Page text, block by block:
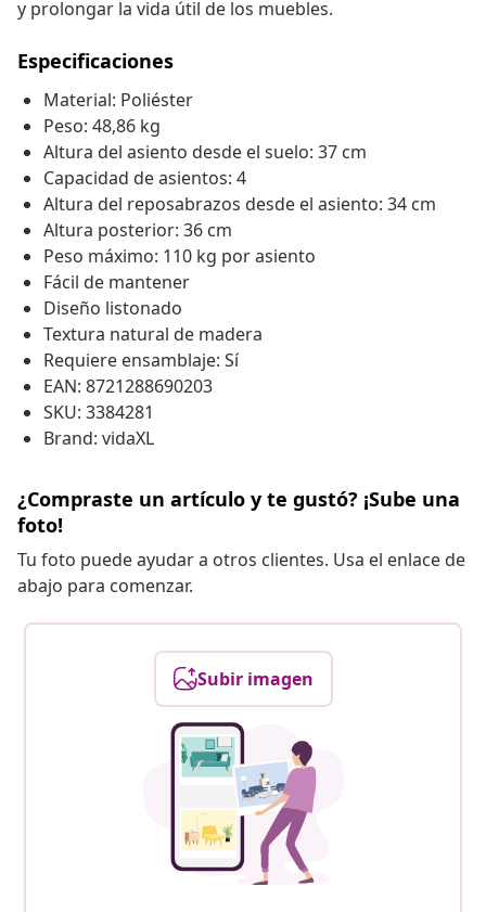
y prolongar la vida útil de los muebles.
Especificaciones
Material: Poliéster
Peso: 48,86 kg
Altura del asiento desde el suelo: 37 cm
Capacidad de asientos: 4
Altura del reposabrazos desde el asiento: 34 cm
Altura posterior: 36 cm
Peso máximo: 110 kg por asiento
Fácil de mantener
Diseño listonado
Textura natural de madera
Requiere ensamblaje: Sí
EAN: 8721288690203
SKU: 3384281
Brand: vidaXL
¿Compraste un artículo y te gustó? ¡Sube una
foto!
Tu foto puede ayudar a otros clientes. Usa el enlace de
abajo para comenzar.
Subir imagen